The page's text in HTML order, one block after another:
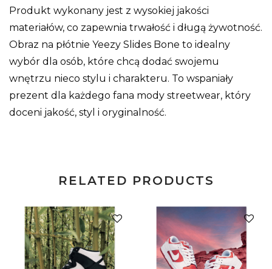
Produkt wykonany jest z wysokiej jakości
materiałów, co zapewnia trwałość i długą żywotność.
Obraz na płótnie Yeezy Slides Bone to idealny
wybór dla osób, które chcą dodać swojemu
wnętrzu nieco stylu i charakteru. To wspaniały
prezent dla każdego fana mody streetwear, który
doceni jakość, styl i oryginalność.
RELATED PRODUCTS